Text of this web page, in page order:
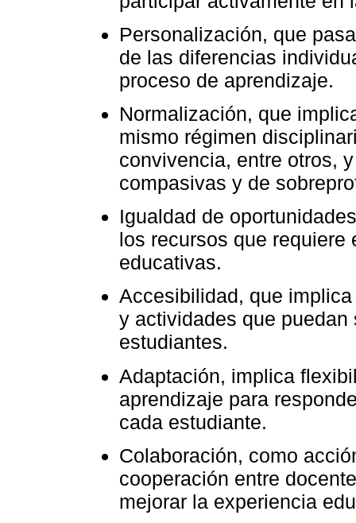
Personalización, que
de las diferencias
proceso de aprendizaje.
Normalización, que
mismo régimen
convivencia, entre otros,
compasivas y de
Igualdad de
los recursos que
educativas.
Accesibilidad, que
y actividades que
estudiantes.
Adaptación, implica
aprendizaje para
cada estudiante.
Colaboración, como
cooperación entre
mejorar la experiencia